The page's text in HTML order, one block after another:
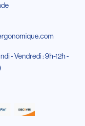
- Vendredi : 9h-12h -